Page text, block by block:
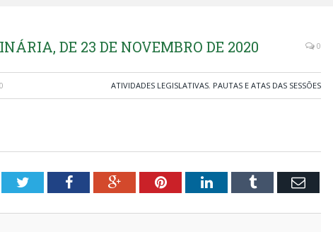
DE 23 DE NOVEMBRO DE 2020 0
ATIVIDADES LEGISLATIVAS, PAUTAS E ATAS DAS SESSÕES
TwitterFacebookGoogle+PinterestLinkedInTumblr Email